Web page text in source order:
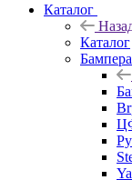
Каталог
Каталог